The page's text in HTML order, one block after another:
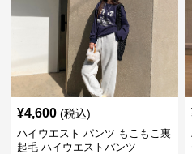
¥4,600 (税込)
ハイウエスト パンツ もこもこ裏
起毛 ハイウエストパンツ